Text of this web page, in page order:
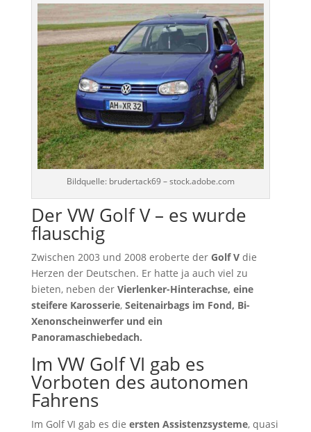
Bildquelle: brudertack69 – stock.adobe.com
Der VW Golf V – es wurde
flauschig
Zwischen 2003 und 2008 eroberte der Golf V die
Herzen der Deutschen. Er hatte ja auch viel zu
bieten, neben der Vierlenker-Hinterachse, eine
steifere Karosserie, Seitenairbags im Fond, Bi-
Xenonscheinwerfer und ein
Panoramaschiebedach.
Im VW Golf VI gab es
Vorboten des autonomen
Fahrens
Im Golf VI gab es die ersten Assistenzsysteme, quasi